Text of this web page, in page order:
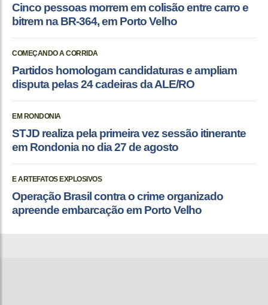
Cinco pessoas morrem em colisão entre carro e
bitrem na BR-364, em Porto Velho
COMEÇANDO A CORRIDA
Partidos homologam candidaturas e ampliam
disputa pelas 24 cadeiras da ALE/RO
EM RONDONIA
STJD realiza pela primeira vez sessão itinerante
em Rondonia no dia 27 de agosto
E ARTEFATOS EXPLOSIVOS
Operação Brasil contra o crime organizado
apreende embarcação em Porto Velho